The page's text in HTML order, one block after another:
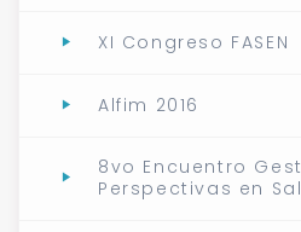
XI Congreso FASEN
Alfim 2016
8vo Encuentro
Perspectivas en